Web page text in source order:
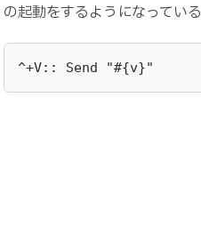
の起動をするようになっている
^+V:: Send "#{v}"